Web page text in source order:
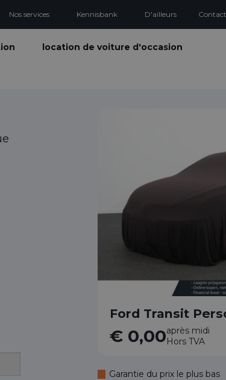
Nos services Kennisbank D'ailleurs Contact
location de voiture d'occasion
Ford Transit
€ 0,00après midi
Hors TVA
Garantie du prix le plus bas